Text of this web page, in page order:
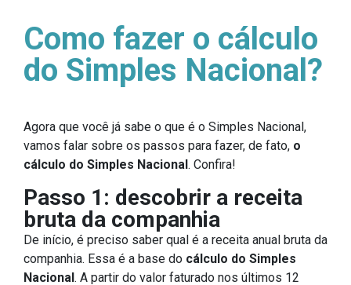
Como fazer o cálculo
do Simples Nacional?
Agora que você já sabe o que é o Simples Nacional,
vamos falar sobre os passos para fazer, de fato, o
cálculo do Simples Nacional . Confira!
Passo 1: descobrir a receita
bruta da companhia
De início, é preciso saber qual é a receita anual bruta da
companhia. Essa é a base do cálculo do Simples
Nacional . A partir do valor faturado nos últimos 12